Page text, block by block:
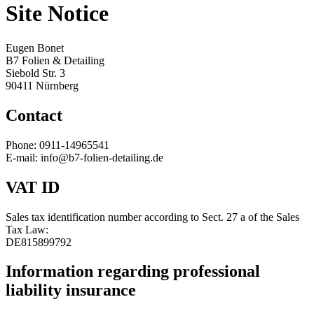
Site Notice
Eugen Bonet
B7 Folien & Detailing
Siebold Str. 3
90411 Nürnberg
Contact
Phone: 0911-14965541
E-mail: info@b7-folien-detailing.de
VAT ID
Sales tax identification number according to Sect. 27 a of the Sales
Tax Law:
DE815899792
Information regarding professional
liability insurance